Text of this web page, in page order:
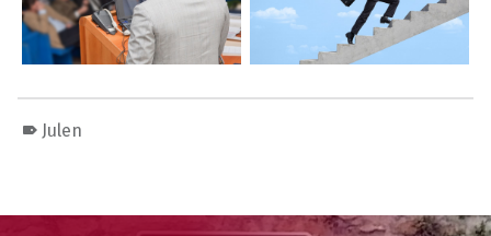
Julen
Navegación de entradas